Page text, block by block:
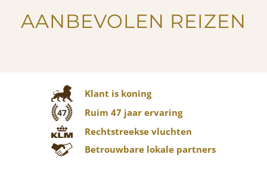
AANBEVOLEN REIZEN
Klant is koning
47
Ruim 47 jaar ervaring
Rechtstreekse vluchten
Betrouwbare lokale partners